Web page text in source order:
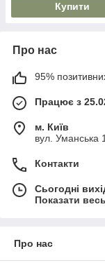
Купити
Про нас
95%
Працює з
м. Київ
вул. Уманська
Контакти
Сьогодні
Показати
Про нас